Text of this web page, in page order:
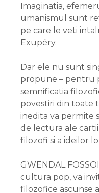
Imaginatia,
umanismul sunt
pe care le veti
Exupéry.
Dar ele nu sunt
propune – pentru
semnificatia
povestiri din toate
inedita va permite
de lectura ale
filozofi si a ideilor
GWENDAL
cultura pop, va
filozofice ascunse